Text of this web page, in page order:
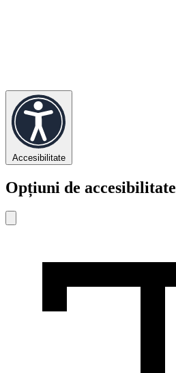
Accesibilitate
Opțiuni de accesibilitate